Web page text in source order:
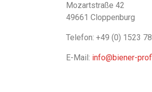
Mozartstraße 42
49661 Cloppenburg
Telefon: +49 (0) 1523
E-Mail: info@biener-